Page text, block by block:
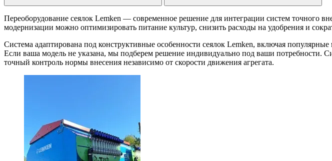
Переоборудование сеялок Lemken — современное решение для интеграции систем
модернизации можно оптимизировать питание культур, снизить расходы на удобрения и
Система адаптирована под конструктивные особенности сеялок Lemken, включая
Если ваша модель не указана, мы подберем решение индивидуально под ваши потребности.
точный контроль нормы внесения независимо от скорости движения агрегата.